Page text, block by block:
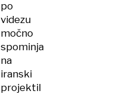
po
videzu
močno
spominja
na
iranski
projektil